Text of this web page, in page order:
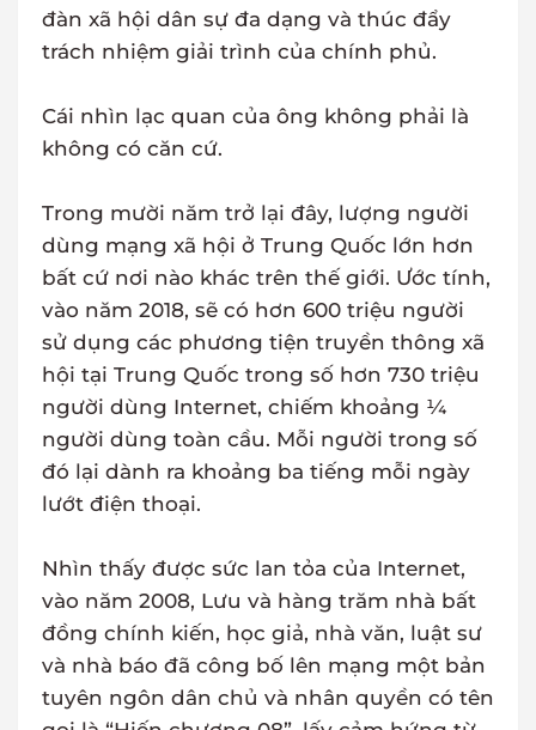
đàn xã hội dân sự đa dạng và thúc đẩy
trách nhiệm giải trình của chính phủ.
Cái nhìn lạc quan của ông không phải là
không có căn cứ.
Trong mười năm trở lại đây, lượng người
dùng mạng xã hội ở Trung Quốc lớn hơn
bất cứ nơi nào khác trên thế giới. Ước tính,
vào năm 2018, sẽ có hơn 600 triệu người
sử dụng các phương tiện truyền thông xã
hội tại Trung Quốc trong số hơn 730 triệu
người dùng Internet, chiếm khoảng ¼
người dùng toàn cầu. Mỗi người trong số
đó lại dành ra khoảng ba tiếng mỗi ngày
lướt điện thoại.
Nhìn thấy được sức lan tỏa của Internet,
vào năm 2008, Lưu và hàng trăm nhà bất
đồng chính kiến, học giả, nhà văn, luật sư
và nhà báo đã công bố lên mạng một bản
tuyên ngôn dân chủ và nhân quyền có tên